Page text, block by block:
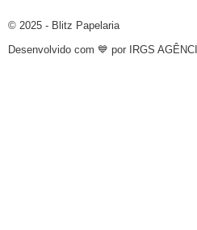
© 2025 - Blitz Papelaria
Desenvolvido com 💙 por IRGS